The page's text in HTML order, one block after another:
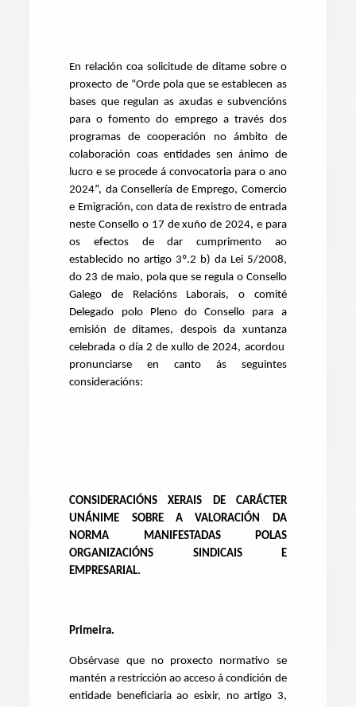
En relación coa solicitude de ditame sobre o
proxecto de “Orde pola que se establecen as
bases que regulan as axudas e subvencións
para o fomento do emprego a través dos
programas de cooperación no ámbito de
colaboración coas entidades sen ánimo de
lucro e se procede á convocatoria para o ano
2024”, da Consellería de Emprego, Comercio
e Emigración, con data de rexistro de entrada
neste Consello o 17 de xuño de 2024, e para
os efectos de dar cumprimento ao
establecido no artigo 3º.2 b) da Lei 5/2008,
do 23 de maio, pola que se regula o Consello
Galego de Relacións Laborais, o comité
Delegado polo Pleno do Consello para a
emisión de ditames, despois da xuntanza
celebrada o día 2 de xullo de 2024, acordou
pronunciarse en canto ás seguintes
consideracións:
CONSIDERACIÓNS XERAIS DE CARÁCTER
UNÁNIME SOBRE A VALORACIÓN DA
NORMA MANIFESTADAS POLAS
ORGANIZACIÓNS SINDICAIS E
EMPRESARIAL.
Primeira.
Obsérvase que no proxecto normativo se
mantén a restricción ao acceso á condición de
entidade beneficiaria ao esixir, no artigo 3,